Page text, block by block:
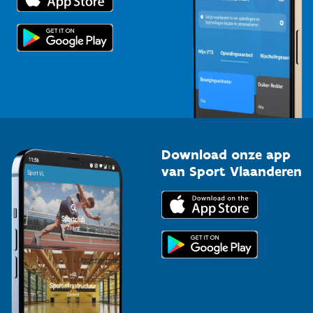
Topsporters
Download onze app
van Sport Vlaanderen